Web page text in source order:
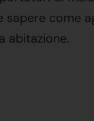
sapere come
abitazione.